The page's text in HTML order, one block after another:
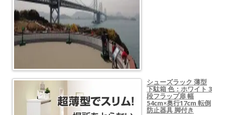
シューズラック 薄型
下駄箱 色：ホワイト 3
段フラップ扉 幅
54cm×奥行17cm 転倒
防止器具 脚付き